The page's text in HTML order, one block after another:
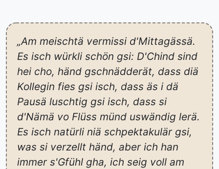
„Am meischtä vermissi d'Mittagässä.
Es isch würkli schön gsi: D'Chind sind
hei cho, händ gschnädderät, dass diä
Kollegin fies gsi isch, dass äs i dä
Pausä luschtig gsi isch, dass si
d'Nämä vo Flüss münd uswändig lerä.
Es isch natürli niä schpektakulär gsi,
was si verzellt händ, aber ich han
immer s'Gfühl gha, ich seig voll am